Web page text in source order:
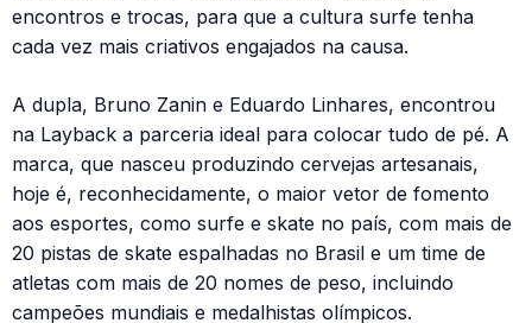
encontros e trocas, para que a cultura surfe tenha
cada vez mais criativos engajados na causa.
A dupla, Bruno Zanin e Eduardo Linhares, encontrou
na Layback a parceria ideal para colocar tudo de pé. A
marca, que nasceu produzindo cervejas artesanais,
hoje é, reconhecidamente, o maior vetor de fomento
aos esportes, como surfe e skate no país, com mais de
20 pistas de skate espalhadas no Brasil e um time de
atletas com mais de 20 nomes de peso, incluindo
campeões mundiais e medalhistas olímpicos.